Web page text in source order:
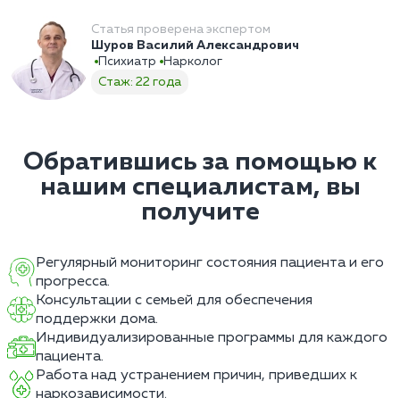
Статья проверена экспертом
Шуров Василий Александрович
Психиатр
Нарколог
Стаж: 22 года
Обратившись за помощью к
нашим специалистам, вы
получите
Регулярный мониторинг состояния пациента и его
прогресса.
Консультации с семьей для обеспечения
поддержки дома.
Индивидуализированные программы для каждого
пациента.
Работа над устранением причин, приведших к
наркозависимости.